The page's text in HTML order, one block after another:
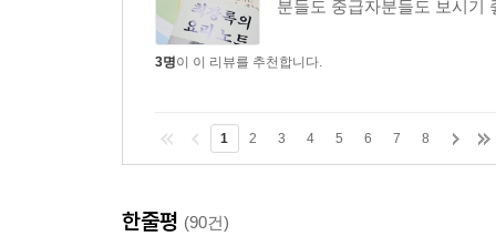
분들도 중급자분들도 보시기
3명이 이 리뷰를 추천합니다.
1 2 3 4 5 6 7 8
한줄평 (90건)